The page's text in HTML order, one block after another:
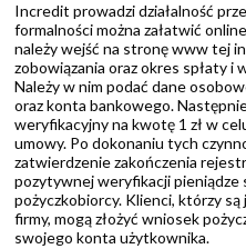
Incredit prowadzi działalność
formalności można załatwić
należy wejść na stronę www tej
zobowiązania oraz okres spłaty i
Należy w nim podać dane
oraz konta bankowego.
weryfikacyjny na kwotę 1 zł w
umowy. Po dokonaniu tych
zatwierdzenie zakończenia
pozytywnej weryfikacji pieniądze
pożyczkobiorcy. Klienci, którzy
firmy, mogą złożyć wniosek
swojego konta użytkownika.